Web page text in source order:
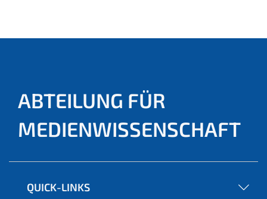
ABTEILUNG FÜR
MEDIENWISSENSCHAFT
QUICK-LINKS